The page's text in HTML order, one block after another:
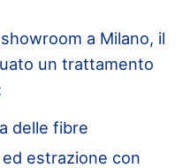
a Milano, il
un trattamento
delle fibre
estrazione con